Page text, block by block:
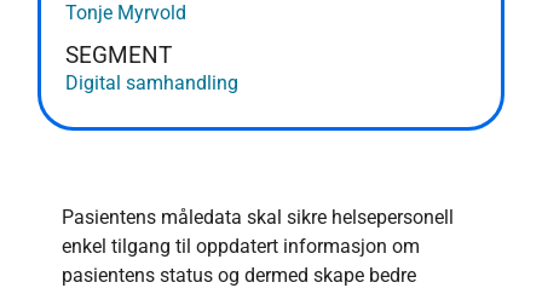
Tonje Myrvold
SEGMENT
Digital samhandling
Pasientens måledata skal sikre helsepersonell
enkel tilgang til oppdatert informasjon om
pasientens status og dermed skape bedre